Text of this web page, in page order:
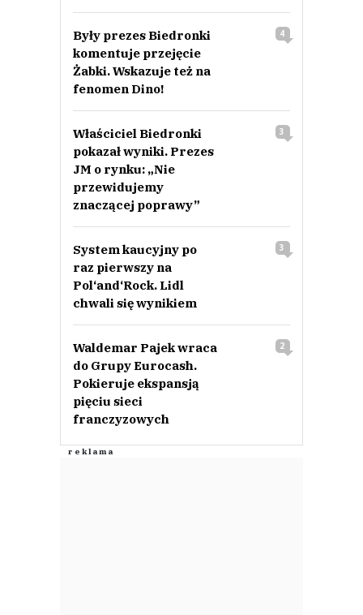
Były prezes Biedronki
komentuje przejęcie
Żabki. Wskazuje też na
fenomen Dino!
4
Właściciel Biedronki
pokazał wyniki. Prezes
JM o rynku: „Nie
przewidujemy
znaczącej poprawy”
3
System kaucyjny po
raz pierwszy na
Pol‘and‘Rock. Lidl
chwali się wynikiem
3
Waldemar Pajek wraca
do Grupy Eurocash.
Pokieruje ekspansją
pięciu sieci
franczyzowych
2